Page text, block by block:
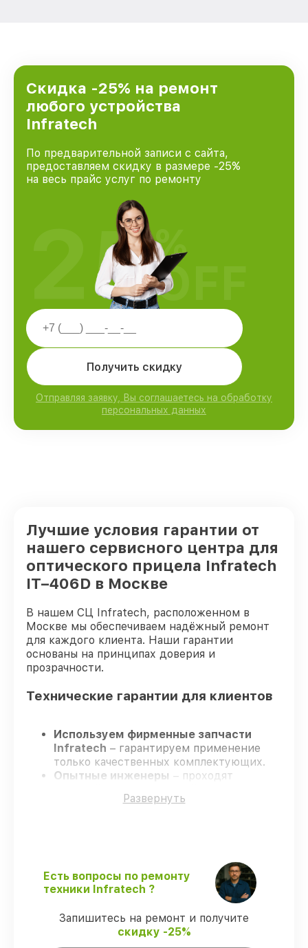
Скидка -25% на ремонт
любого устройства
Infratech
По предварительной записи с сайта,
предоставляем скидку в размере -25%
на весь прайс услуг по ремонту
Получить скидку
Отправляя заявку, Вы соглашаетесь на обработку
персональных данных
25%
OFF
Лучшие условия гарантии от
нашего сервисного центра для
оптического прицела Infratech
IT–406D в Москве
В нашем СЦ Infratech, расположенном в
Москве мы обеспечиваем надёжный ремонт
для каждого клиента. Наши гарантии
основаны на принципах доверия и
прозрачности.
Технические гарантии для клиентов
Используем фирменные запчасти
Infratech – гарантируем применение
только качественных комплектующих.
Опытные инженеры – проходят
обеспечивает надёжную работу
Гарантийное сопровождение – все
ремонтные услуги и комплектующие
защищены сервисной гарантией.
Мы гарантируем:
Развернуть
Есть вопросы по ремонту
техники Infratech ?
Запишитесь на ремонт и получите
скидку -25%